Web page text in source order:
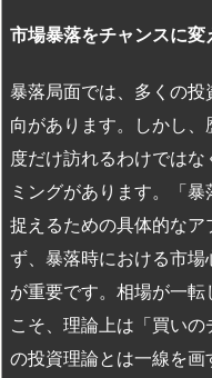
市場暴落をチャンスに変
暴落局面では、多くの
向があります。しかし
度だけ訪れるわけでは
ミングがあります。「
捉えるための具体的なア
ず、暴落時における市
が重要です。相場が一
こそ、理論上は「買い
の投資理論とは一線を